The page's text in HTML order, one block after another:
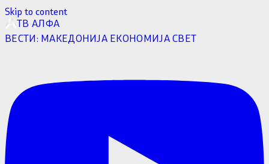
Skip to content
ТВ АЛФА
ВЕСТИ: МАКЕДОНИЈА ЕКОНОМИЈАСВЕТ